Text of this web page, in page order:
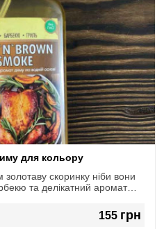
для кольору
скоринку ніби вони
та делікатний аромат
155 грн